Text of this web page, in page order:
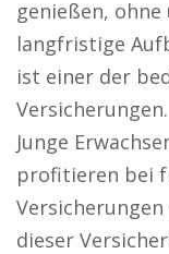
genießen,
langfristige
ist einer der
Versicherungen.
Junge
profitieren bei
dieser